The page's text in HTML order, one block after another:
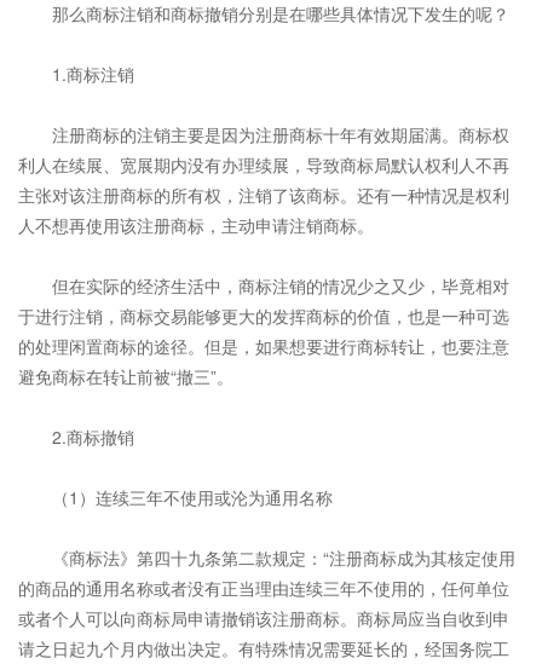
那么商标注销和商标撤销分别是在哪些具体情况下发生的呢？
1.商标注销
注册商标的注销主要是因为注册商标十年有效期届满。商标权
利人在续展、宽展期内没有办理续展，导致商标局默认权利人不再
主张对该注册商标的所有权，注销了该商标。还有一种情况是权利
人不想再使用该注册商标，主动申请注销商标。
但在实际的经济生活中，商标注销的情况少之又少，毕竟相对
于进行注销，商标交易能够更大的发挥商标的价值，也是一种可选
的处理闲置商标的途径。但是，如果想要进行商标转让，也要注意
避免商标在转让前被“撤三”。
2.商标撤销
（1）连续三年不使用或沦为通用名称
《商标法》第四十九条第二款规定：“注册商标成为其核定使用
的商品的通用名称或者没有正当理由连续三年不使用的，任何单位
或者个人可以向商标局申请撤销该注册商标。商标局应当自收到申
请之日起九个月内做出决定。有特殊情况需要延长的，经国务院工